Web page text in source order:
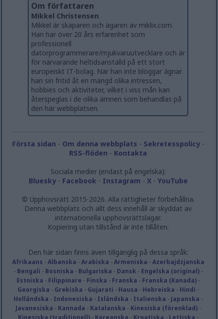
Om författaren
Mikkel Christensen
Mikkel är skaparen och ägaren av miklix.com.
Han har över 20 års erfarenhet som
professionell
datorprogrammerare/mjukvaruutvecklare och är
för närvarande heltidsanställd på ett stort
europeiskt IT-bolag. När han inte bloggar ägnar
han sin fritid åt en mängd olika intressen,
hobbies och aktiviteter, vilket i viss mån kan
återspeglas i de olika ämnen som behandlas på
den här webbplatsen.
Första sidan - Om denna webbplats - Sekretesspolicy-
RSS-flöden - Kontakta
Sociala medier (endast på engelska):
Bluesky- Facebook - Instagram - X- YouTube
© Upphovsrätt 2015-2026. Alla rättigheter förbehållna.
Denna webbplats och allt dess innehåll är skyddat av
internationella upphovsrättslagar.
Kopiering utan tillstånd är inte tillåten.
Den här sidan finns även tillgänglig på dessa språk:
Afrikaans -Albanska -Arabiska -Armeniska -Azerbajdzjanska
- Bengali - Bosniska - Bulgariska - Dansk - Engelska (original)-
Estniska - Filippinare - Finska - Franska - Franska (Kanada)-
Georgiska - Grekiska - Gujarati - Hausa - Hebreiska - Hindi -
Holländska - Indonesiska - Isländska - Italienska - Japanska -
Javanesiska - Kannada - Katalanska - Kinesiska (förenklad)-